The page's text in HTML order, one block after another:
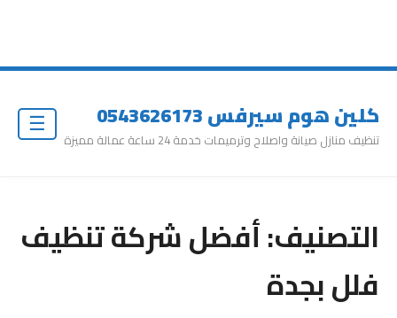
كلين هوم سيرفس 0543626173
تنظيف منازل صيانة واصلاح وترميمات خدمة 24 ساعة عمالة مميزة
التصنيف:أفضل شركة تنظيف
فلل بجدة